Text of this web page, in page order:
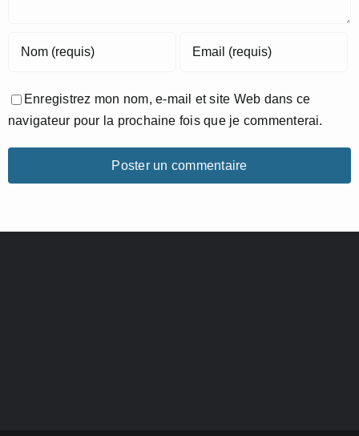
Enregistrez mon nom, e-mail et site Web dans ce
navigateur pour la prochaine fois que je commenterai.